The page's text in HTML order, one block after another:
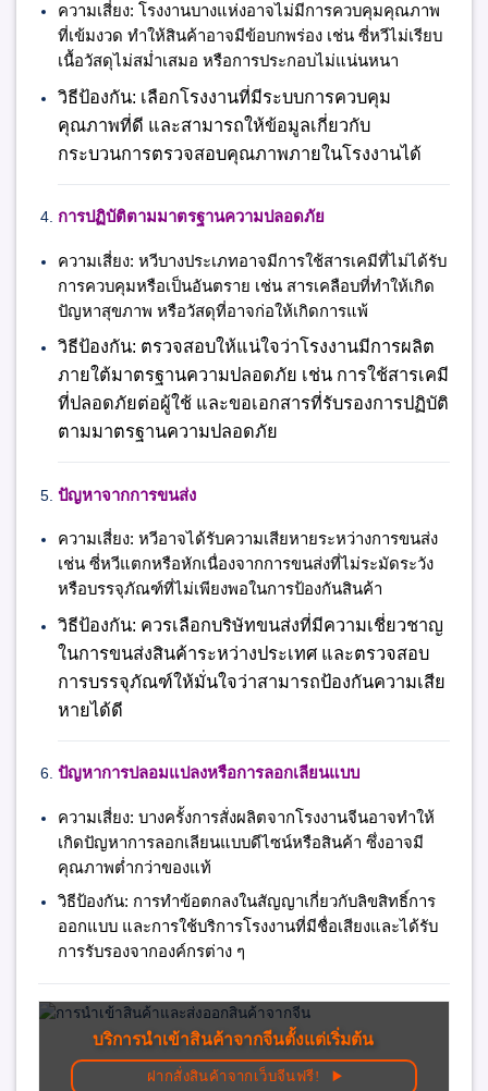
ความเสี่ยง: โรงงานบางแห่งอาจไม่มีการควบคุมคุณภาพ
ที่เข้มงวด ทำให้สินค้าอาจมีข้อบกพร่อง เช่น ซี่หวีไม่เรียบ
เนื้อวัสดุไม่สม่ำเสมอ หรือการประกอบไม่แน่นหนา
วิธีป้องกัน: เลือกโรงงานที่มีระบบการควบคุม
คุณภาพที่ดี และสามารถให้ข้อมูลเกี่ยวกับ
กระบวนการตรวจสอบคุณภาพภายในโรงงานได้
การปฏิบัติตามมาตรฐานความปลอดภัย
ความเสี่ยง: หวีบางประเภทอาจมีการใช้สารเคมีที่ไม่ได้รับ
การควบคุมหรือเป็นอันตราย เช่น สารเคลือบที่ทำให้เกิด
ปัญหาสุขภาพ หรือวัสดุที่อาจก่อให้เกิดการแพ้
วิธีป้องกัน: ตรวจสอบให้แน่ใจว่าโรงงานมีการผลิต
ภายใต้มาตรฐานความปลอดภัย เช่น การใช้สารเคมี
ที่ปลอดภัยต่อผู้ใช้ และขอเอกสารที่รับรองการปฏิบัติ
ตามมาตรฐานความปลอดภัย
ปัญหาจากการขนส่ง
ความเสี่ยง: หวีอาจได้รับความเสียหายระหว่างการขนส่ง
เช่น ซี่หวีแตกหรือหักเนื่องจากการขนส่งที่ไม่ระมัดระวัง
หรือบรรจุภัณฑ์ที่ไม่เพียงพอในการป้องกันสินค้า
วิธีป้องกัน: ควรเลือกบริษัทขนส่งที่มีความเชี่ยวชาญ
ในการขนส่งสินค้าระหว่างประเทศ และตรวจสอบ
การบรรจุภัณฑ์ให้มั่นใจว่าสามารถป้องกันความเสีย
หายได้ดี
ปัญหาการปลอมแปลงหรือการลอกเลียนแบบ
ความเสี่ยง: บางครั้งการสั่งผลิตจากโรงงานจีนอาจทำให้
เกิดปัญหาการลอกเลียนแบบดีไซน์หรือสินค้า ซึ่งอาจมี
คุณภาพต่ำกว่าของแท้
วิธีป้องกัน: การทำข้อตกลงในสัญญาเกี่ยวกับลิขสิทธิ์การ
ออกแบบ และการใช้บริการโรงงานที่มีชื่อเสียงและได้รับ
การรับรองจากองค์กรต่าง ๆ
บริการนำเข้าสินค้าจากจีนตั้งแต่เริ่มต้น
ฝากสั่งสินค้าจากเว็บจีนฟรี!